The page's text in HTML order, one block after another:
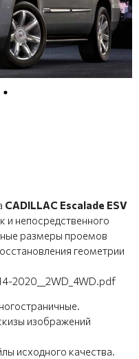
CADILLAC Escalade ESV
и непосредственного
размеры проемов
геометрии
2020__2WD_4WD.pdf
изображений
исходного качества.